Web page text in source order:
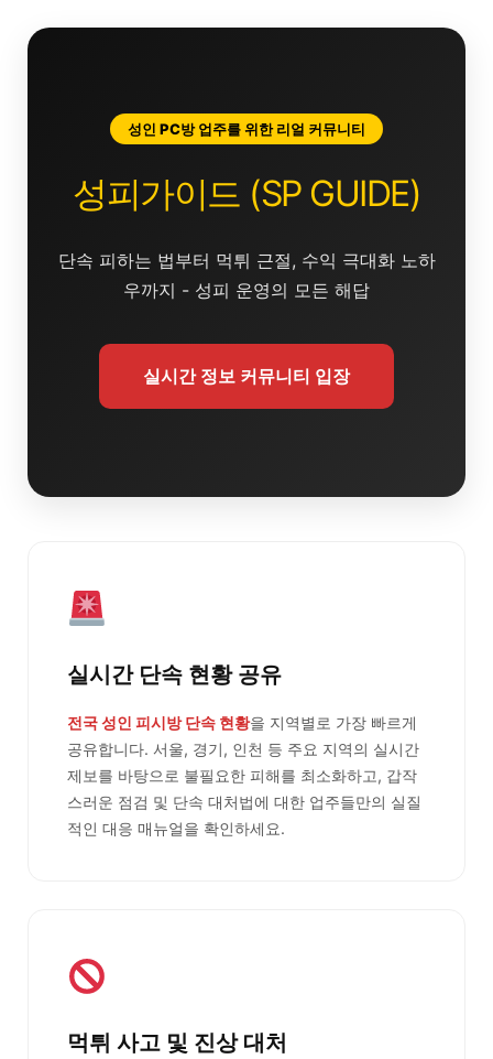
성인 PC방 업주를 위한 리얼 커뮤니티
성피가이드 (SP GUIDE)
단속 피하는 법부터 먹튀 근절, 수익 극대화 노하
우까지 - 성피 운영의 모든 해답
실시간 정보 커뮤니티 입장
실시간 단속 현황 공유
전국 성인 피시방 단속 현황을 지역별로 가장 빠르게
공유합니다. 서울, 경기, 인천 등 주요 지역의 실시간
제보를 바탕으로 불필요한 피해를 최소화하고, 갑작
스러운 점검 및 단속 대처법에 대한 업주들만의 실질
적인 대응 매뉴얼을 확인하세요.
먹튀 사고 및 진상 대처